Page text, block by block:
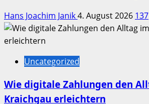
Hans Joachim Janik4. August 2026 137
Uncategorized
Wie digitale Zahlungen den
Kraichgau erleichtern